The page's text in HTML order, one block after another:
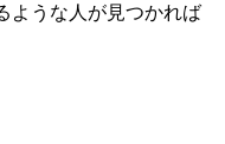
ような人が見つかれば